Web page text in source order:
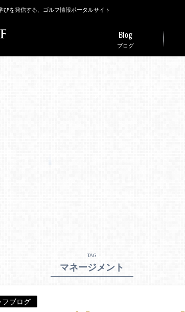
びを発信する、ゴルフ情報ポータルサイト
ブログ
Blog
TAG
マネージメント
フブログ